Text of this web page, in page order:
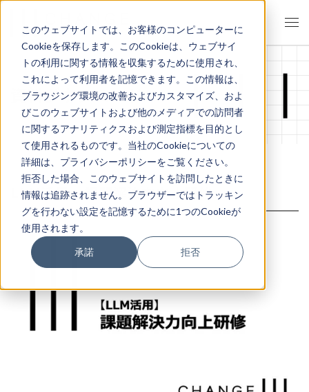
このウェブサイトでは、お客様のコンピューターに
Cookieを保存します。このCookieは、ウェブサイ
トの利用に関する情報を収集するために使用され、
これによって利用者を記憶できます。この情報は、
ブラウジング環境の改善およびカスタマイズ、およ
びこのウェブサイトおよび他のメディアでの訪問者
に関するアナリティクスおよび測定指標を目的とし
て使用されるものです。当社のCookieについての
詳細は、プライバシーポリシーをご覧ください。
拒否した場合、このウェブサイトを訪問したときに
情報は追跡されません。ブラウザーではトラッキン
グを行わない設定を記憶するために1つのCookieが
使用されます。
承諾 拒否
資料ダウンロード
LLM活用 課題解決力向上研修